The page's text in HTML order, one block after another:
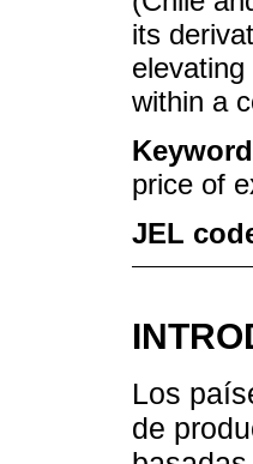
its
within a
price of
JEL
Los
de